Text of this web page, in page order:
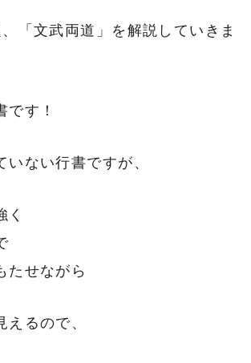
「文武両道」を解説していきま
です！
いない行書ですが、
く
たせながら
るので、